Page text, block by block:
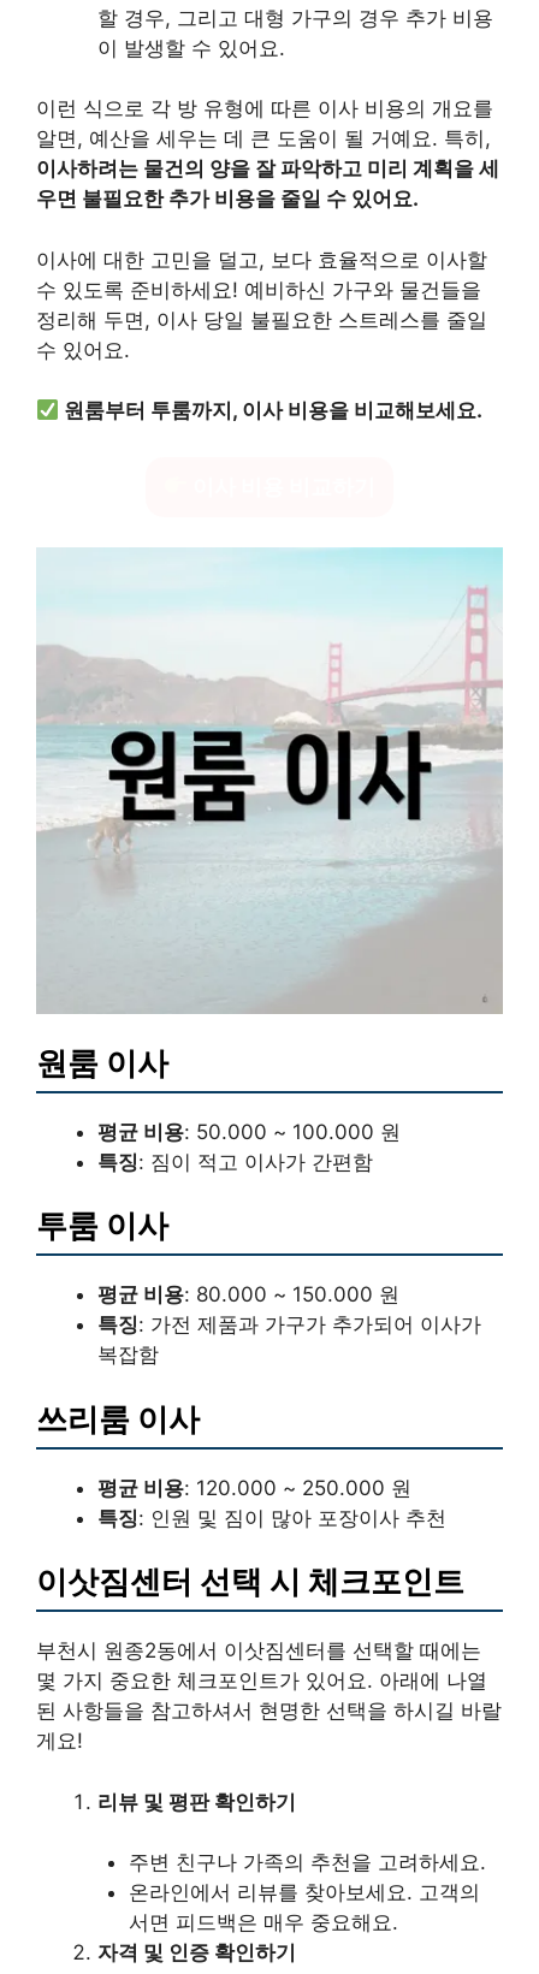
할 경우, 그리고 대형 가구의 경우 추가 비용
이 발생할 수 있어요.
이런 식으로 각 방 유형에 따른 이사 비용의 개요를
알면, 예산을 세우는 데 큰 도움이 될 거예요. 특히,
이사하려는 물건의 양을 잘 파악하고 미리 계획을 세
우면 불필요한 추가 비용을 줄일 수 있어요.
이사에 대한 고민을 덜고, 보다 효율적으로 이사할
수 있도록 준비하세요! 예비하신 가구와 물건들을
정리해 두면, 이사 당일 불필요한 스트레스를 줄일
수 있어요.
원룸부터 투룸까지, 이사 비용을 비교해보세요.
원룸 이사
평균 비용: 50.000 ~ 100.000 원
특징: 짐이 적고 이사가 간편함
투룸 이사
평균 비용: 80.000 ~ 150.000 원
특징: 가전 제품과 가구가 추가되어 이사가
복잡함
쓰리룸 이사
평균 비용: 120.000 ~ 250.000 원
특징: 인원 및 짐이 많아 포장이사 추천
이삿짐센터 선택 시 체크포인트
부천시 원종2동에서 이삿짐센터를 선택할 때에는
몇 가지 중요한 체크포인트가 있어요. 아래에 나열
된 사항들을 참고하셔서 현명한 선택을 하시길 바랄
게요!
리뷰 및 평판 확인하기
주변 친구나 가족의 추천을 고려하세요.
온라인에서 리뷰를 찾아보세요. 고객의
서면 피드백은 매우 중요해요.
자격 및 인증 확인하기